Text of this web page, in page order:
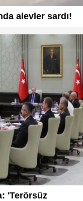
alevler sardı!
'Terörsüz